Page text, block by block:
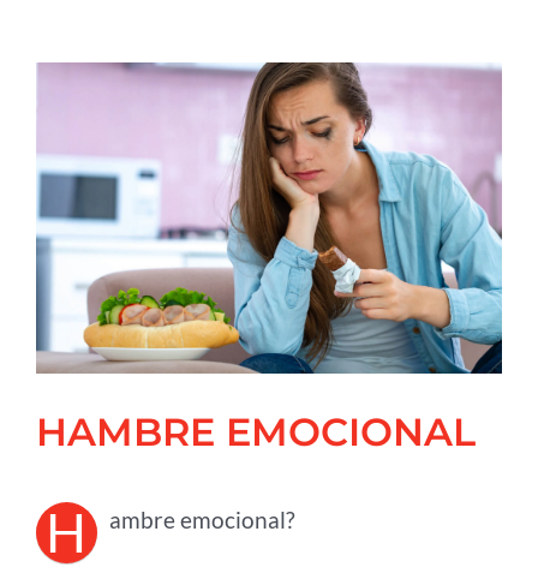
más
grande
HAMBRE EMOCIONAL
H ambre emocional?